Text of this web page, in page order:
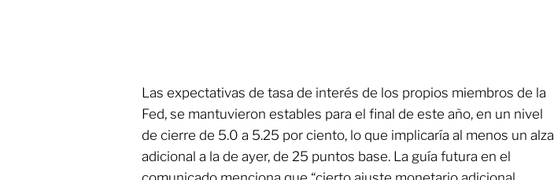
Las expectativas de tasa de interés de los propios miembros de la
Fed, se mantuvieron estables para el final de este año, en un nivel
de cierre de 5.0 a 5.25 por ciento, lo que implicaría al menos un alza
adicional a la de ayer, de 25 puntos base. La guía futura en el